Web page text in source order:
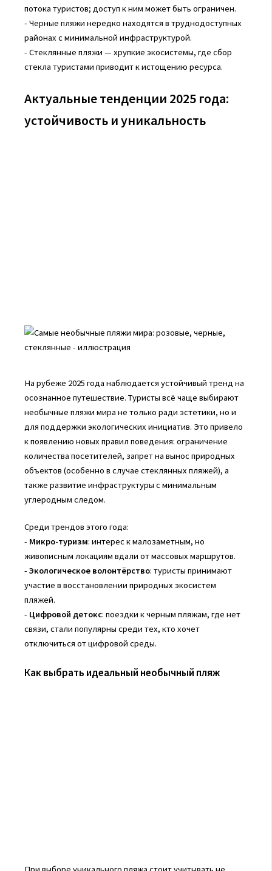
потока туристов; доступ к ним может быть ограничен.
- Черные пляжи нередко находятся в труднодоступных
районах с минимальной инфраструктурой.
- Стеклянные пляжи — хрупкие экосистемы, где сбор
стекла туристами приводит к истощению ресурса.
Актуальные тенденции 2025 года:
устойчивость и уникальность
На рубеже 2025 года наблюдается устойчивый тренд на
осознанное путешествие. Туристы всё чаще выбирают
необычные пляжи мира не только ради эстетики, но и
для поддержки экологических инициатив. Это привело
к появлению новых правил поведения: ограничение
количества посетителей, запрет на вынос природных
объектов (особенно в случае стеклянных пляжей), а
также развитие инфраструктуры с минимальным
углеродным следом.
Среди трендов этого года:
- Микро-туризм: интерес к малозаметным, но
живописным локациям вдали от массовых маршрутов.
- Экологическое волонтёрство: туристы принимают
участие в восстановлении природных экосистем
пляжей.
- Цифровой детокс: поездки к черным пляжам, где нет
связи, стали популярны среди тех, кто хочет
отключиться от цифровой среды.
Как выбрать идеальный необычный пляж